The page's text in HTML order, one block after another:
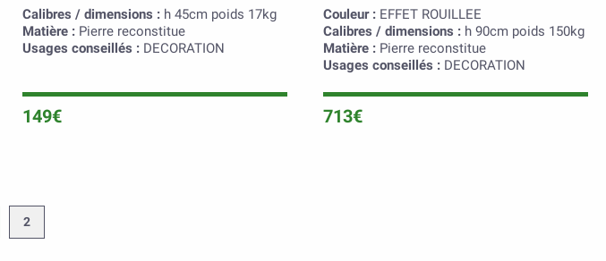
Calibres / dimensions : h 45cm poids 17kg
Matière : Pierre reconstitue
Usages conseillés : DECORATION
149€
Couleur : EFFET ROUILLEE
Calibres / dimensions : h 90cm poids 150kg
Matière : Pierre reconstitue
Usages conseillés : DECORATION
713€
2